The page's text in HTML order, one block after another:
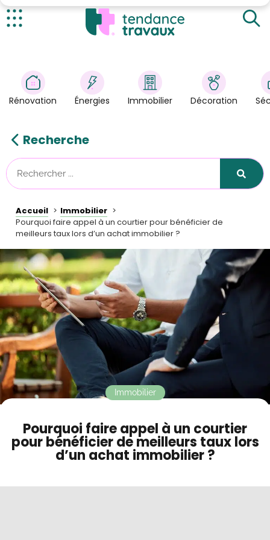
Énergies
Immobilier
Astuces/DIY
Tendance Travaux
Kit partenaire
À propos
Contact
Mode sombre
Rénovation Énergies Immobilier Décoration
Recherche
Accueil
Immobilier
Pourquoi faire appel à un courtier pour bénéficier de
meilleurs taux lors d’un achat immobilier ?
Contacter un courtier en Yvelines pour ses projets
Bénéficier d’un vrai conseil
Profiter d’un gain de temps considérable
Négocier efficacement l’assurance emprunteur
Combien coûte un courtier ?
Pourquoi faire appel à un courtier
pour bénéficier de meilleurs taux lors
d’un achat immobilier ?
Immobilier